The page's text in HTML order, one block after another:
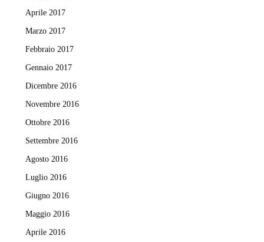
Aprile 2017
Marzo 2017
Febbraio 2017
Gennaio 2017
Dicembre 2016
Novembre 2016
Ottobre 2016
Settembre 2016
Agosto 2016
Luglio 2016
Giugno 2016
Maggio 2016
Aprile 2016